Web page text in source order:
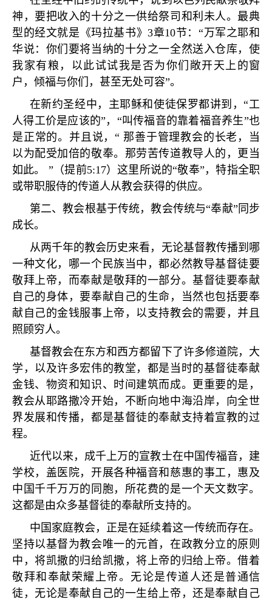
神，要把收入的十分之一供给祭司和利未人。最典
型的经文就是《玛拉基书》3章10节：“万军之耶和
华说：你们要将当纳的十分之一全然送入仓库，使
我家有粮，以此试试我是否为你们敞开天上的窗
户，倾福与你们，甚至无处可容”。
在新约圣经中，主耶稣和使徒保罗都讲到，“工
人得工价是应该的” ， “叫传福音的靠着福音养生”也
是正常的。并且说，“ 那善于管理教会的长老，当
以为配受加倍的敬奉。那劳苦传道教导人的，更当
如此。
” （提前5:17）这里所说的“敬奉” ，特指全职
或带职服侍的传道人从教会获得的供应。
第二、教会根基于传统，教会传统与“奉献” 同步
成长。
从两千年的教会历史来看，无论基督教传播到哪
一种文化，哪一个民族当中，都必然教导基督徒要
敬拜上帝，而奉献是敬拜的一部分。基督徒要奉献
自己的身体，要奉献自己的生命，当然也包括要奉
献自己的金钱服事上帝，以支持教会的需要，并且
照顾穷人。
基督教会在东方和西方都留下了许多修道院，大
学，以及许多宏伟的教堂，都是当时的基督徒奉献
金钱、物资和知识、时间建筑而成。更重要的是，
教会从耶路撒冷开始，不断向地中海沿岸，向全世
界发展和传播，都是基督徒的奉献支持着宣教的过
程。
近代以来，成千上万的宣教士在中国传福音，建
学校，盖医院，开展各种福音和慈惠的事工，惠及
中国千千万万的同胞，所花费的是一个天文数字。
这都是由众多基督徒的奉献所支持的。
中国家庭教会，正是在延续着这一传统而存在。
坚持以基督为教会唯一的元首，在政教分立的原则
中，将凯撒的归给凯撒，将上帝的归给上帝。借着
敬拜和奉献荣耀上帝。无论是传道人还是普通信
徒，无论是奉献自己的一生给上帝，还是奉献自己